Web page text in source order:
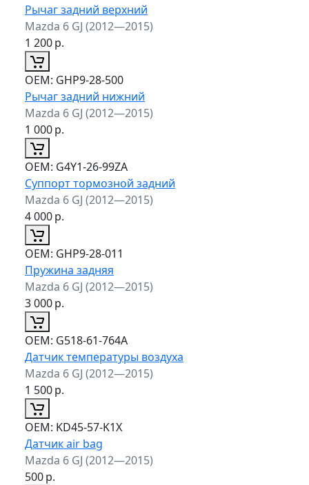
Рычаг задний верхний
Mazda 6 GJ (2012—2015)
1 200р.
ОЕМ: GHP9-28-500
Рычаг задний нижний
Mazda 6 GJ (2012—2015)
1 000р.
ОЕМ: G4Y1-26-99ZA
Суппорт тормозной задний
Mazda 6 GJ (2012—2015)
4 000р.
ОЕМ: GHP9-28-011
Пружина задняя
Mazda 6 GJ (2012—2015)
3 000р.
ОЕМ: G518-61-764A
Датчик температуры воздуха
Mazda 6 GJ (2012—2015)
1 500р.
ОЕМ: KD45-57-K1X
Датчик air bag
Mazda 6 GJ (2012—2015)
500р.